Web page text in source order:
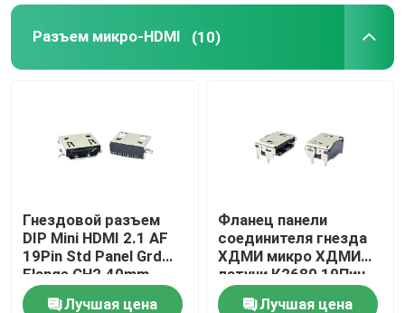
Разъем микро-HDMI (10)
Гнездовой разъем
DIP Mini HDMI 2.1 AF
19Pin Std Panel Grd
Flange CH2.40mm
Лучшая цена
Фланец панели
соединителя гнезда
ХДМИ микро ХДМИ
латуни К2680 19Пин
СТД женский с
Лучшая цена